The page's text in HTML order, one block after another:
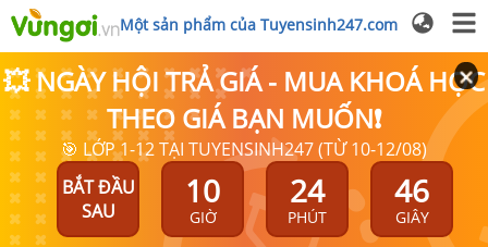
Một sản phẩm của Tuyensinh247.com
💥 NGÀY HỘI TRẢ GIÁ - MUA KHOÁ HỌC
THEO GIÁ BẠN MUỐN❗
🎯 LỚP 1-12 TẠI TUYENSINH247 (TỪ 10-12/08)
BẮT ĐẦU
SAU
10
GIỜ
24
PHÚT
46
GIÂY